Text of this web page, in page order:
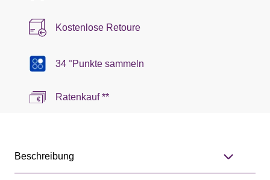
Kostenlose Retoure
34 °Punkte sammeln
Ratenkauf **
Beschreibung